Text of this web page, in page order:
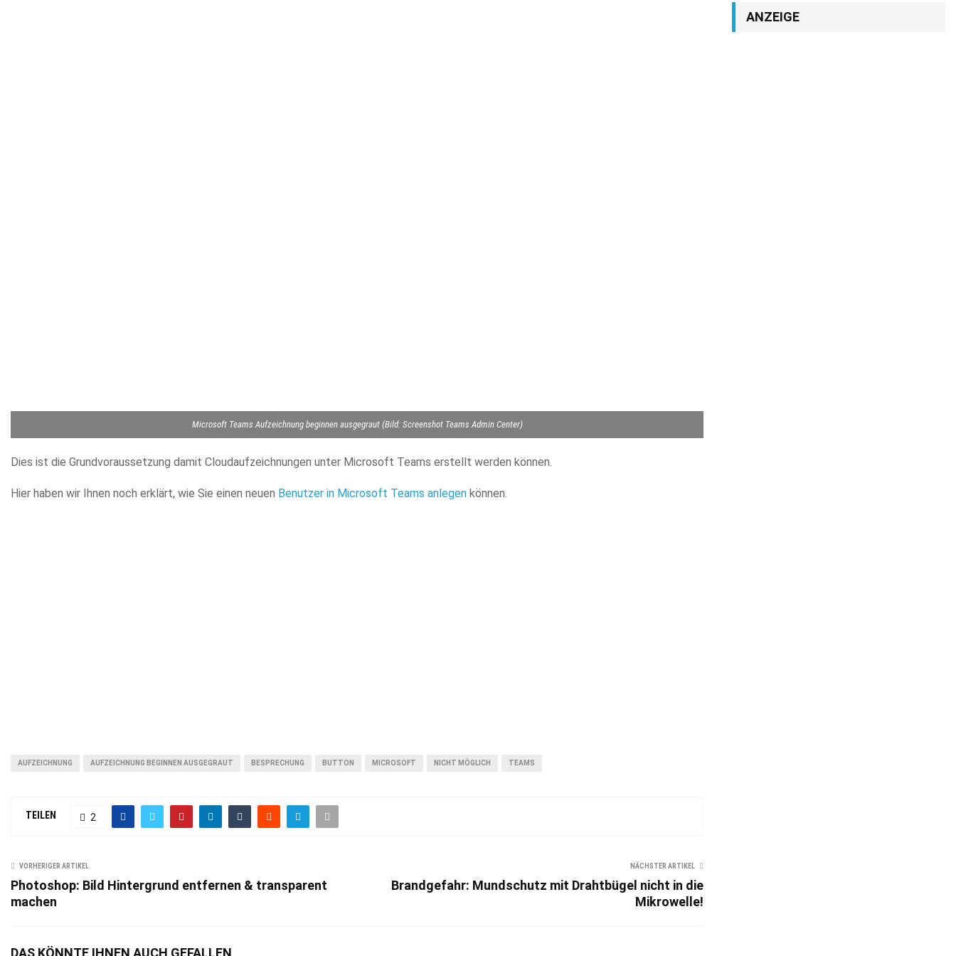
Microsoft Teams Aufzeichnung beginnen ausgegraut (Bild: Screenshot Teams Admin Center)
Dies ist die Grundvoraussetzung damit Cloudaufzeichnungen unter Microsoft Teams erstellt werden können.
Hier haben wir Ihnen noch erklärt, wie Sie einen neuen Benutzer in Microsoft Teams anlegen können.
AUFZEICHNUNG AUFZEICHNUNG BEGINNEN AUSGEGRAUT BESPRECHUNG BUTTON MICROSOFT NICHT MÖGLICH TEAMS
TEILEN 2
VORHERIGER ARTIKEL
Photoshop: Bild Hintergrund entfernen & transparent
machen
NÄCHSTER ARTIKEL
Brandgefahr: Mundschutz mit Drahtbügel nicht in die
Mikrowelle!
DAS KÖNNTE IHNEN AUCH GEFALLEN
ANZEIGE